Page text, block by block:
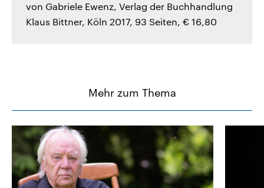
von Gabriele Ewenz, Verlag der Buchhandlung
Klaus Bittner, Köln 2017, 93 Seiten, € 16,80
Mehr zum Thema